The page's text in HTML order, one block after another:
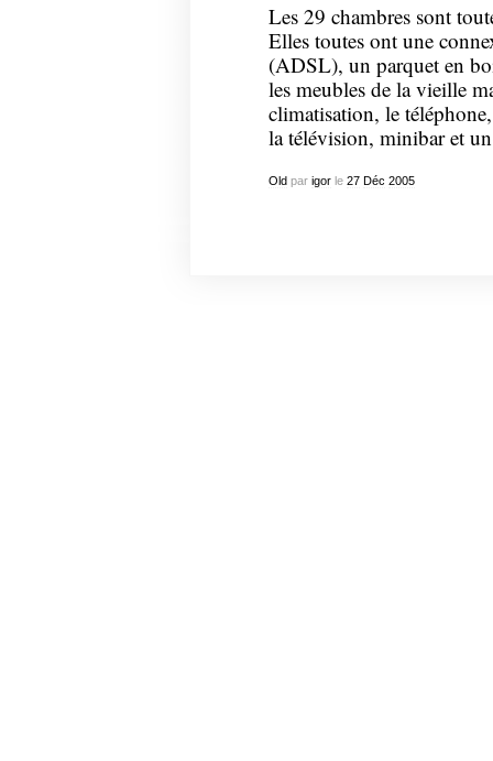
Les 29 chambres sont
Elles toutes ont une
(ADSL), un parquet en
les meubles de la vieille
climatisation, le téléphone,
la télévision, minibar et
Oldpar igorle 27 Déc 2005